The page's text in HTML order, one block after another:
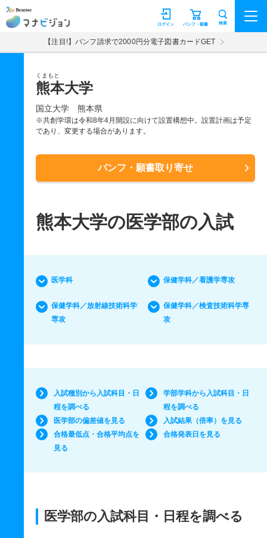
マナビジョン パンフ・願書
ログイン 検索
【注目!】パンフ請求で2000円分電子図書カードGET
くまもと
熊本大学
国立大学 熊本県
※共創学環は令和8年4月開設に向けて設置構想中。設置計画は予定
であり、変更する場合があります。
パンフ・願書取り寄せ
熊本大学の医学部の入試
医学科 保健学科／看護学専攻
保健学科／放射線技術科学
専攻
保健学科／検査技術科学専
攻
入試種別から入試科目・日
程を調べる
学部学科から入試科目・日
程を調べる
医学部の偏差値を見る
入試結果（倍率）を見る
合格最低点・合格平均点を
見る
合格発表日を見る
医学部の入試科目・日程を調べる